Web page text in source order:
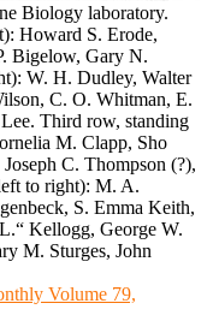
Biology laboratory.
Howard S. Erode,
Bigelow, Gary N.
W. H. Dudley, Walter
C. O. Whitman, E.
Third row, standing
M. Clapp, Sho
C. Thompson (?),
to right): M. A.
S. Emma Keith,
Kellogg, George W.
M. Sturges, John
Volume 79,